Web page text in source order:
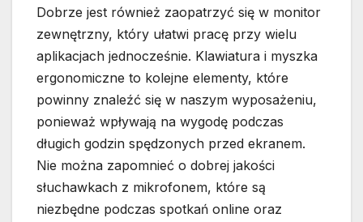
Dobrze jest również zaopatrzyć się w monitor
zewnętrzny, który ułatwi pracę przy wielu
aplikacjach jednocześnie. Klawiatura i myszka
ergonomiczne to kolejne elementy, które
powinny znaleźć się w naszym wyposażeniu,
ponieważ wpływają na wygodę podczas
długich godzin spędzonych przed ekranem.
Nie można zapomnieć o dobrej jakości
słuchawkach z mikrofonem, które są
niezbędne podczas spotkań online oraz